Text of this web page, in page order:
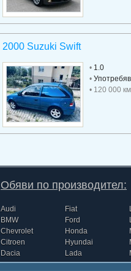
2000 Suzuki Swift
• 1.0
•
• 120 000 км
Обяви по производител:
Audi
BMW
Chevrolet
Citroen
Dacia
Fiat
Ford
Honda
Hyundai
Lada